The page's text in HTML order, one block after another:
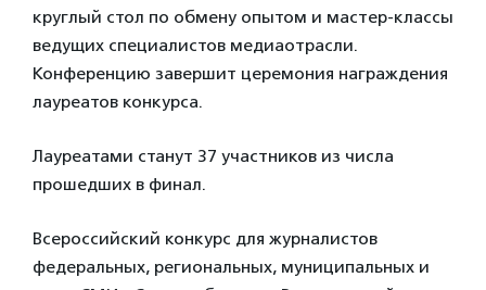
круглый стол по обмену опытом и мастер-классы
ведущих специалистов медиаотрасли.
Конференцию завершит церемония награждения
лауреатов конкурса.
Лауреатами станут 37 участников из числа
прошедших в финал.
Всероссийский конкурс для журналистов
федеральных, региональных, муниципальных и